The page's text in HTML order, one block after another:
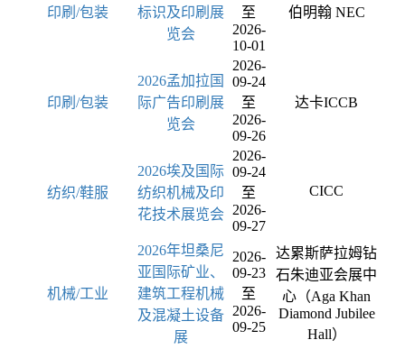
印刷/包装
标识及印刷展
览会
至
2026-
10-01
伯明翰 NEC
印刷/包装
2026孟加拉国
际广告印刷展
览会
2026-
09-24
至
2026-
09-26
达卡ICCB
纺织/鞋服
2026埃及国际
纺织机械及印
花技术展览会
2026-
09-24
至
2026-
09-27
CICC
机械/工业
2026年坦桑尼
亚国际矿业、
建筑工程机械
及混凝土设备
展
2026-
09-23
至
2026-
09-25
达累斯萨拉姆钻
石朱迪亚会展中
心（Aga Khan
Diamond Jubilee
Hall）